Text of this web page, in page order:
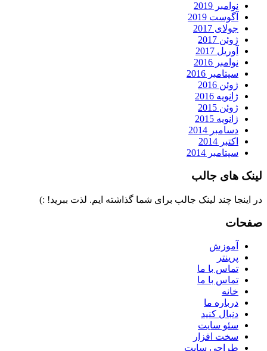
نوامبر 2019
آگوست 2019
جولای 2017
ژوئن 2017
آوریل 2017
نوامبر 2016
سپتامبر 2016
ژوئن 2016
ژانویه 2016
ژوئن 2015
ژانویه 2015
دسامبر 2014
اکتبر 2014
سپتامبر 2014
لینک های جالب
در اینجا چند لینک جالب برای شما گذاشته ایم. لذت ببرید! :)
صفحات
آموزش
پرینتر
تماس با ما
تماس با ما
خانه
درباره ما
دنبال کنید
سئو سایت
سخت افزار
طراحی سایت